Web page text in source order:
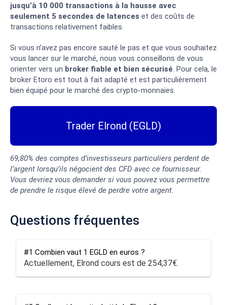
jusqu’à 10 000 transactions à la hausse avec
seulement 5 secondes de latences et des coûts de
transactions relativement faibles.
Si vous n’avez pas encore sauté le pas et que vous souhaitez
vous lancer sur le marché, nous vous conseillons de vous
orienter vers un broker fiable et bien sécurisé. Pour cela, le
broker Etoro est tout à fait adapté et est particulièrement
bien équipé pour le marché des crypto-monnaies.
Trader Elrond (EGLD)
69,80% des comptes d’investisseurs particuliers perdent de
l’argent lorsqu’ils négocient des CFD avec ce fournisseur.
Vous devriez vous demander si vous pouvez vous permettre
de prendre le risque élevé de perdre votre argent.
Questions fréquentes
#1 Combien vaut 1 EGLD en euros ?
Actuellement, Elrond cours est de 254,37€.